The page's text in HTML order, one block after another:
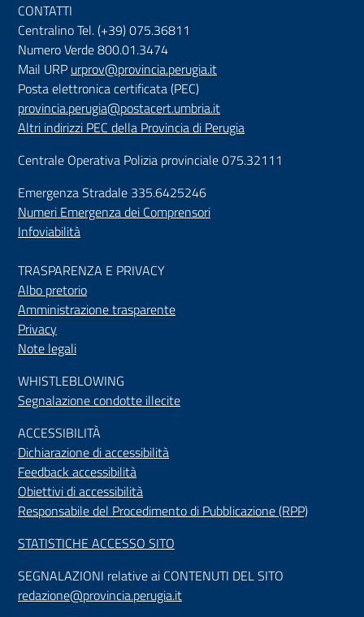
CONTATTI
Centralino Tel. (+39) 075.36811
Numero Verde 800.01.3474
Mail URP urprov@provincia.perugia.it
Posta elettronica certificata (PEC)
provincia.perugia@postacert.umbria.it
Altri indirizzi PEC della Provincia di Perugia
Centrale Operativa Polizia provinciale 075.32111
Emergenza Stradale 335.6425246
Numeri Emergenza dei Comprensori
Infoviabilità
TRASPARENZA E PRIVACY
Albo pretorio
Amministrazione trasparente
Privacy
Note legali
WHISTLEBLOWING
Segnalazione condotte illecite
ACCESSIBILITÀ
Dichiarazione di accessibilità
Feedback accessibilità
Obiettivi di accessibilità
Responsabile del Procedimento di Pubblicazione (RPP)
STATISTICHE ACCESSO SITO
SEGNALAZIONI relative ai CONTENUTI DEL SITO
redazione@provincia.perugia.it